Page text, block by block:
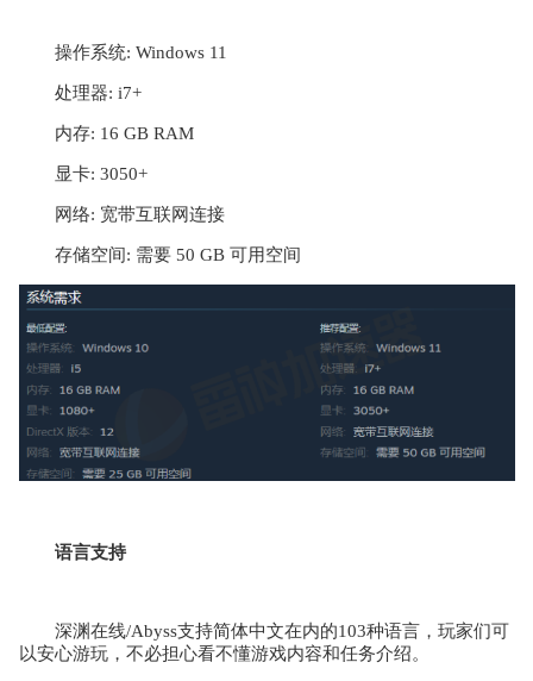
操作系统: Windows 11
处理器: i7+
内存: 16 GB RAM
显卡: 3050+
网络: 宽带互联网连接
存储空间: 需要 50 GB 可用空间
语言支持
深渊在线/Abyss支持简体中文在内的103种语言，玩家们可
以安心游玩，不必担心看不懂游戏内容和任务介绍。